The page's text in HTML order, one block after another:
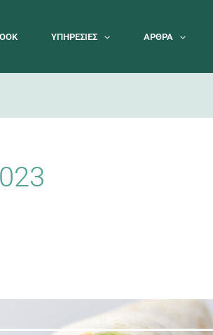
ΥΠΗΡΕΣΊΕΣ ΆΡΘΡΑ